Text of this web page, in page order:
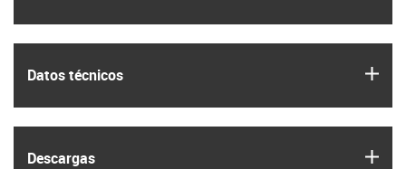
Datos técnicos
Descargas